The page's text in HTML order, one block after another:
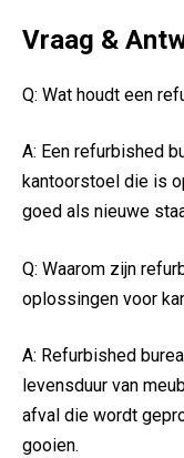
Vraag &
Q: Wat houdt een
A: Een refurbished
kantoorstoel die is
goed als nieuwe
Q: Waarom zijn
oplossingen voor
A: Refurbished
levensduur van
afval die wordt
gooien.